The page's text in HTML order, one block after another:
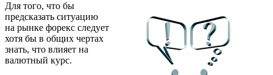
Для того, что бы
предсказать ситуацию
на рынке форекс следует
хотя бы в общих чертах
знать, что влияет на
валютный курс.